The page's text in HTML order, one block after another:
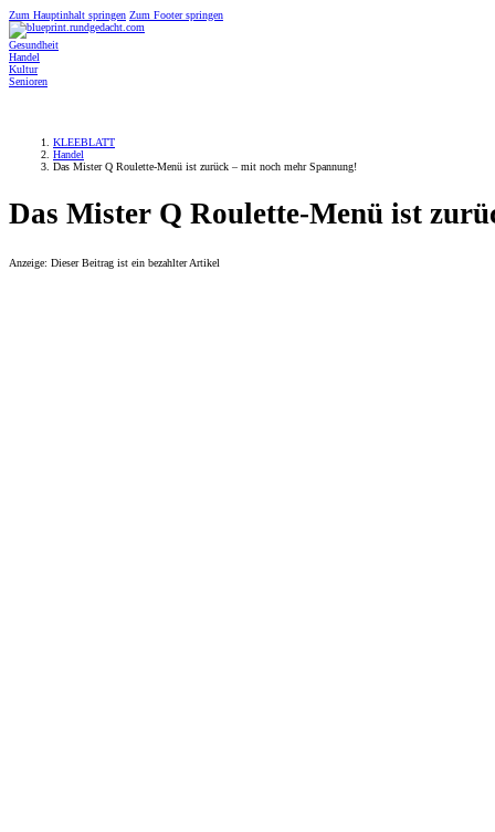
Zum Hauptinhalt springen Zum Footer springen
Gesundheit
Handel
Kultur
Senioren
KLEEBLATT
Handel
Das Mister Q Roulette-Menü ist zurück – mit noch mehr Spannung!
Das Mister Q Roulette-Menü ist
Anzeige: Dieser Beitrag ist ein bezahlter Artikel